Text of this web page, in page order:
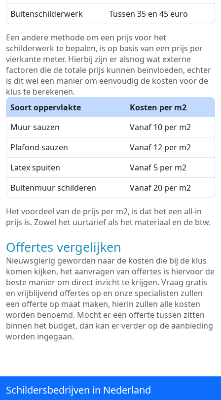
Buitenschilderwerk
Tussen 35 en 45 euro
Een andere methode om een prijs voor het
schilderwerk te bepalen, is op basis van een prijs per
vierkante meter. Hierbij zijn er alsnog wat externe
factoren die de totale prijs kunnen beïnvloeden, echter
is dit wel een manier om eenvoudig de kosten voor de
klus te berekenen.
Soort oppervlakte
Kosten per m2
Muur sauzen
Vanaf 10 per m2
Plafond sauzen
Vanaf 12 per m2
Latex spuiten
Vanaf 5 per m2
Buitenmuur schilderen
Vanaf 20 per m2
Het voordeel van de prijs per m2, is dat het een all-in
prijs is. Zowel het uurtarief als het materiaal en de btw.
Offertes vergelijken
Nieuwsgierig geworden naar de kosten die bij de klus
komen kijken, het aanvragen van offertes is hiervoor de
beste manier om direct inzicht te krijgen. Vraag gratis
en vrijblijvend offertes op en onze specialisten zullen
een offerte op maat maken, hierin zullen alle kosten
worden benoemd. Mocht er een offerte tussen zitten
binnen het budget, dan kan er verder op de aanbieding
worden ingegaan.
Schildersbedrijven in Nederland